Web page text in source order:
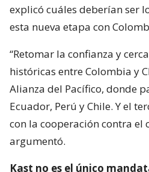
explicó cuáles deberían ser
esta nueva etapa con
“Retomar la confianza y
históricas entre Colombia y
Alianza del Pacífico, donde
Ecuador, Perú y Chile. Y el
con la cooperación contra el
argumentó.
Kast no es el único